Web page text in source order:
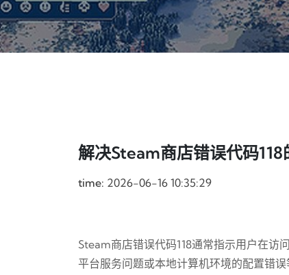
解决Steam商店错误代码
time: 2026-06-16 10:35:29
Steam商店错误代码118通常指示用户在访
平台服务问题或本地计算机环境的配置错